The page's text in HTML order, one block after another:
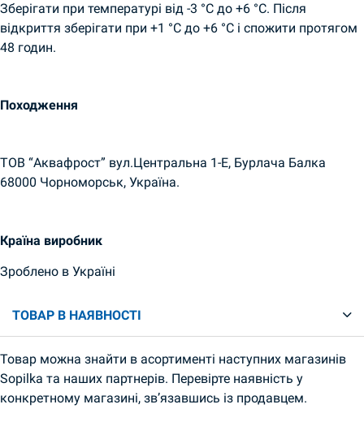
Зберігати при температурі від -3 °C до +6 °C. Після
відкриття зберігати при +1 °C до +6 °C і спожити протягом
48 годин.
Походження
ТОВ “Аквафрост” вул.Центральна 1-Е, Бурлача Балка
68000 Чорноморськ, Україна.
Країна виробник
Зроблено в Україні
ТОВАР В НАЯВНОСТІ
Товар можна знайти в асортименті наступних магазинів
Sopilka та наших партнерів. Перевірте наявність у
конкретному магазині, зв’язавшись із продавцем.